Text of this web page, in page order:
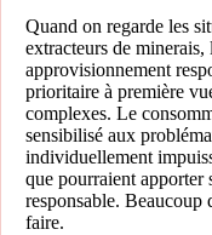
Quand on regarde les
extracteurs de minerais,
approvisionnement
prioritaire à première
complexes. Le
sensibilisé aux
individuellement
que pourraient apporter
responsable. Beaucoup
faire.